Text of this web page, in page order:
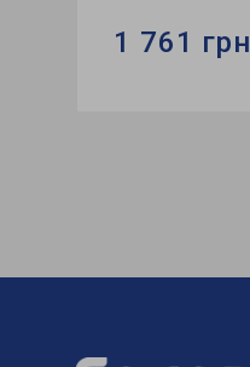
1 761 грн